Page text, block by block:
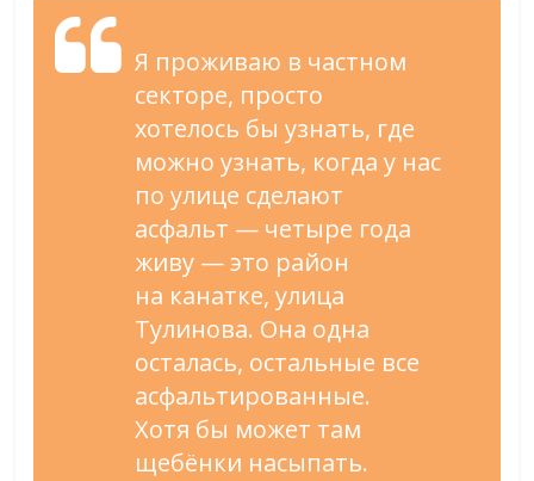
Я проживаю в частном
секторе, просто
хотелось бы узнать, где
можно узнать, когда у нас
по улице сделают
асфальт — четыре года
живу —это район
на канатке, улица
Тулинова. Она одна
осталась, остальные все
асфальтированные.
Хотя бы может там
щебёнки насыпать.